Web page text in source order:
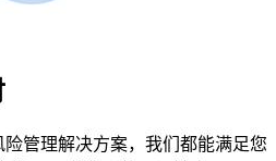
管理解决方案，我们都能满足您